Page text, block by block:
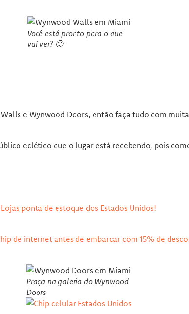
Você está pronto para o que
vai ver? 🙂
e Wynwood Doors, então faça tudo com
eclético que o lugar está recebendo, pois
Lojas ponta de estoque dos Estados Unidos!
de internet antes de embarcar com 15% de
Praça na galeria do Wynwood
Doors